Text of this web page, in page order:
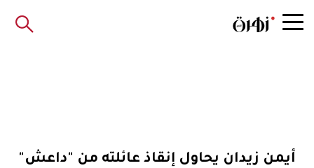
أيمن زيدان يحاول إنقاذ عائلته من "داعش"